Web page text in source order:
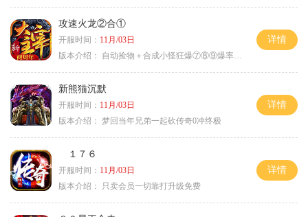
攻速火龙②合①
开服时间： 11月/03日
版本介绍：
自动捡物＋合成小怪狂爆⑦⑧⑨爆率+９
详情
新熊猫沉默
开服时间： 11月/03日
版本介绍： 梦回当年兄弟一起砍传奇0冲终极
详情
１７６
开服时间： 11月/03日
版本介绍：
只卖会员一切靠打升级免费
详情